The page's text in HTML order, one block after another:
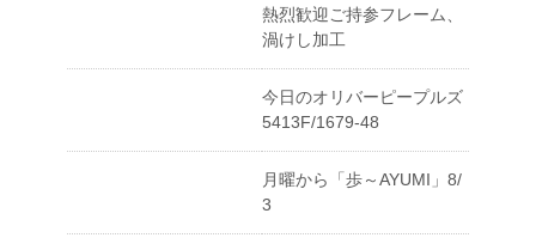
熱烈歓迎ご持参フレーム、
渦けし加工
今日のオリバーピープルズ
5413F/1679-48
月曜から「歩～AYUMI」8/
3